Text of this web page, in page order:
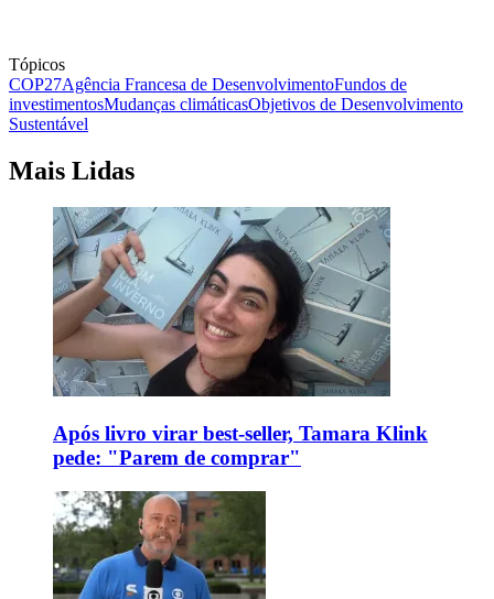
Tópicos
COP27Agência Francesa de DesenvolvimentoFundos de
investimentosMudanças climáticasObjetivos de Desenvolvimento
Sustentável
Mais Lidas
Após livro virar best-seller, Tamara Klink
pede: "Parem de comprar"